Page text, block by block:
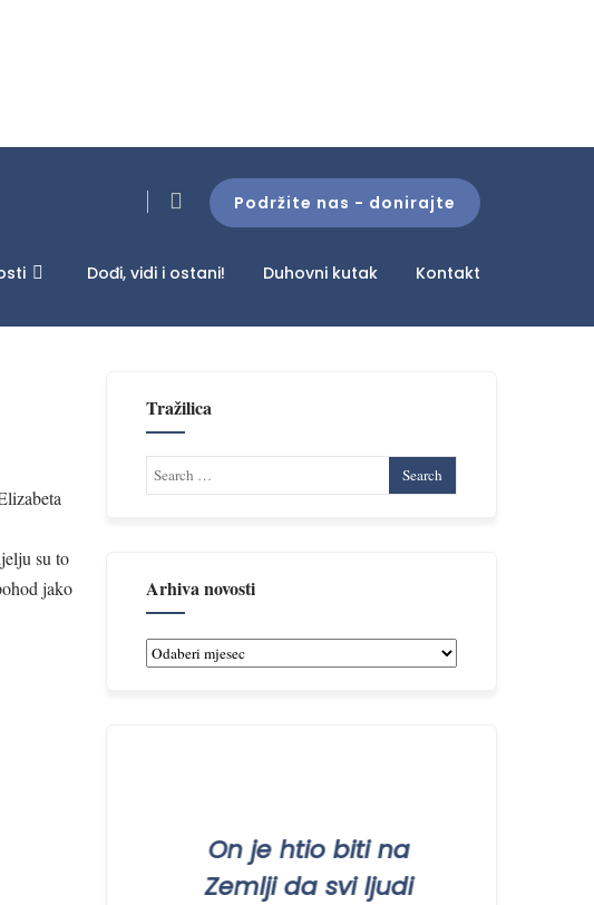
Podržite nas - donirajte
Dođi, vidi i ostani! Duhovni kutak Kontakt
su to
jako
Tražilica
Arhiva novosti
Arhiva
On je htio biti na
Zemlji da svi ljudi